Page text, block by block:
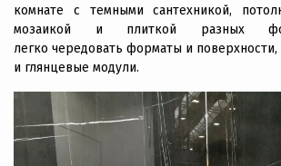
комнате с темными сантехникой,
мозаикой и плиткой разных
легко чередовать форматы и
и глянцевые модули.